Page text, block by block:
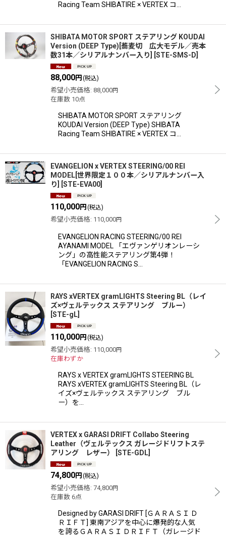
Racing Team SHIBATIRE × VERTEX コ…
SHIBATA MOTOR SPORT ステアリング KOUDAI
Version (DEEP Type)[蕎麦切 広大モデル／売本
数31本／シリアルナンバー入り]
STE-SMS-D
88,000円 (税込)
希望小売価格: 88,000円
在庫数 10点
SHIBATA MOTOR SPORT ステアリング
KOUDAI Version (DEEP Type) SHIBATA
Racing Team SHIBATIRE × VERTEX コ…
EVANGELION x VERTEX STEERING/00 REI
MODEL[世界限定１００本／シリアルナンバー入
り]
STE-EVA00
110,000円 (税込)
希望小売価格: 110,000円
EVANGELION RACING STEERING/00 REI
AYANAMI MODEL 「エヴァンゲリオンレーシ
ング」の高性能ステアリング第4弾！
「EVANGELION RACING S…
RAYS xVERTEX gramLIGHTS Steering BL（レイ
ズ×ヴェルテックス ステアリング ブルー）
STE-gL
110,000円 (税込)
希望小売価格: 110,000円
在庫わずか
RAYS x VERTEX gramLIGHTS STEERING BL
RAYS xVERTEX gramLIGHTS Steering BL（レ
イズ×ヴェルテックス ステアリング ブル
ー）を…
VERTEX x GARASI DRIFT Collabo Steering
Leather（ヴェルテックス ガレージドリフトステ
アリング レザー）
STE-GDL
74,800円 (税込)
希望小売価格: 74,800円
在庫数 6点
Designed by GARASI DRIFT [ＧＡＲＡＳＩ Ｄ
ＲＩＦＴ] 東南アジアを中心に爆発的な人気
を誇るＧＡＲＡＳＩ ＤＲＩＦＴ（ガレージド